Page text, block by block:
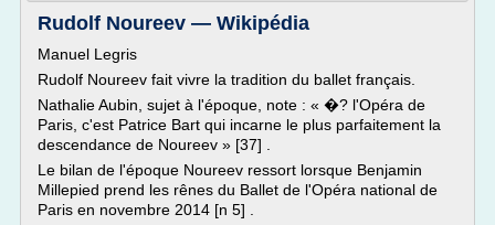
Rudolf Noureev — Wikipédia
Manuel Legris
Rudolf Noureev fait vivre la tradition du ballet français.
Nathalie Aubin, sujet à l'époque, note : « �? l'Opéra de
Paris, c'est Patrice Bart qui incarne le plus parfaitement la
descendance de Noureev » [37] .
Le bilan de l'époque Noureev ressort lorsque Benjamin
Millepied prend les rênes du Ballet de l'Opéra national de
Paris en novembre 2014 [n 5] .